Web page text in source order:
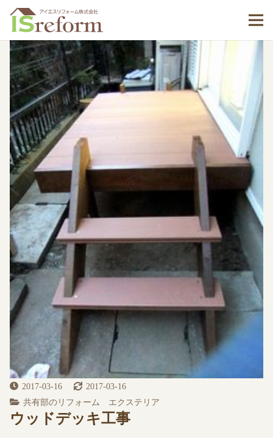
2017-03-16
2017-03-16
共有部のリフォーム エクステリア
ウッドデッキ工事